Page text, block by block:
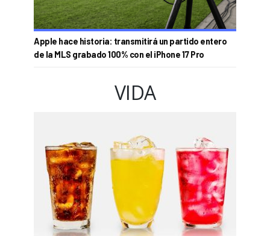
Apple hace historia: transmitirá un partido entero
de la MLS grabado 100% con el iPhone 17 Pro
VIDA